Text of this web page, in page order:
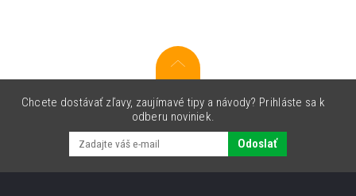
podklad,
originálna
páska
Chcete dostávať zľavy, zaujímavé tipy a návody? Prihláste sa k
odberu noviniek.
Odoslať